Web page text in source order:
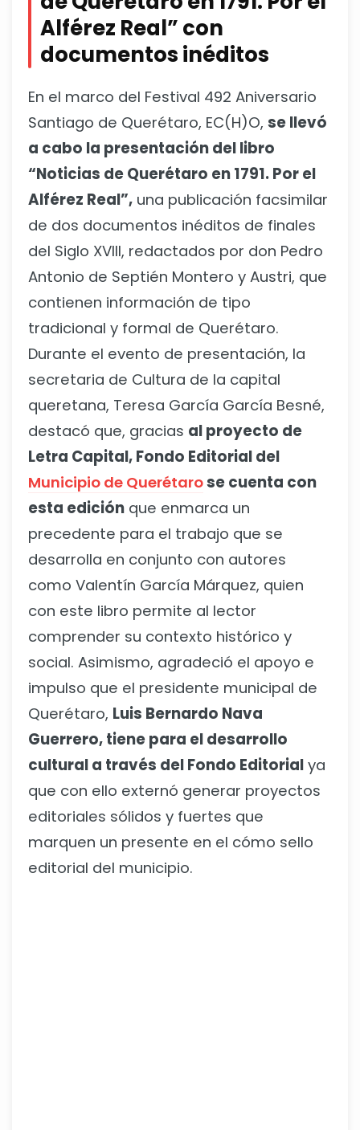
Alférez Real” con
documentos inéditos
En el marco del Festival 492 Aniversario
Santiago de Querétaro, EC(H)O, se llevó
a cabo la presentación del libro
“Noticias de Querétaro en 1791. Por el
Alférez Real”, una publicación facsimilar
de dos documentos inéditos de finales
del Siglo XVIII, redactados por don Pedro
Antonio de Septién Montero y Austri, que
contienen información de tipo
tradicional y formal de Querétaro.
Durante el evento de presentación, la
secretaria de Cultura de la capital
queretana, Teresa García García Besné,
destacó que, gracias al proyecto de
Letra Capital, Fondo Editorial del
Municipio de Querétarose cuenta con
esta edición que enmarca un
precedente para el trabajo que se
desarrolla en conjunto con autores
como Valentín García Márquez, quien
con este libro permite al lector
comprender su contexto histórico y
social. Asimismo, agradeció el apoyo e
impulso que el presidente municipal de
Querétaro, Luis Bernardo Nava
Guerrero, tiene para el desarrollo
cultural a través del Fondo Editorial ya
que con ello externó generar proyectos
editoriales sólidos y fuertes que
marquen un presente en el cómo sello
editorial del municipio.